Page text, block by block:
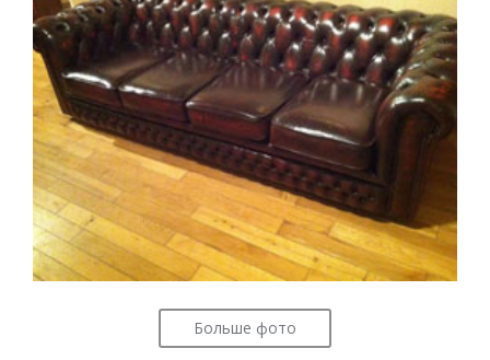
Больше фото